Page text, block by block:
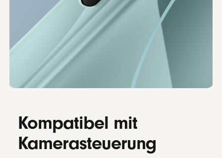
Kompatibel mit
Kamerasteuerung